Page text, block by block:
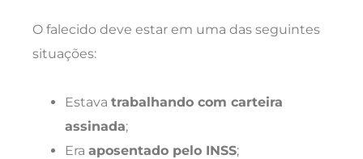
O falecido deve estar em uma das seguintes
situações:
Estava trabalhando com carteira
assinada;
Era aposentado pelo INSS;